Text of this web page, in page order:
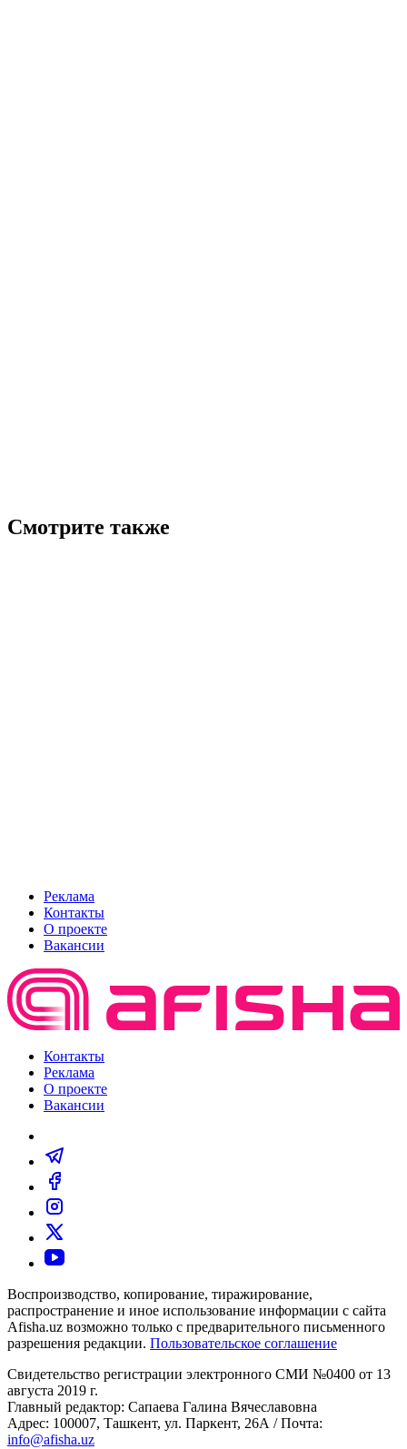
Смотрите также
Реклама
Контакты
О проекте
Вакансии
Контакты
Реклама
О проекте
Вакансии
Воспроизводство, копирование, тиражирование,
распространение и иное использование информации с сайта
Afisha.uz возможно только с предварительного письменного
разрешения редакции. Пользовательское соглашение
Свидетельство регистрации электронного СМИ №0400 от 13
августа 2019 г.
Главный редактор: Сапаева Галина Вячеславовна
Адрес: 100007, Ташкент, ул. Паркент, 26А / Почта:
info@afisha.uz